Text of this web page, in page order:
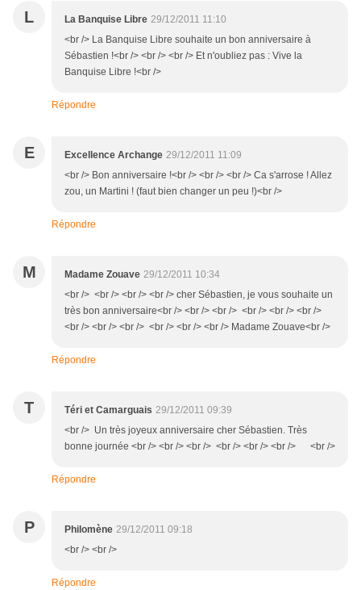
L La Banquise Libre 29/12/2011 11:10
<br /> La Banquise Libre souhaite un bon anniversaire à
Sébastien !<br /> <br /> <br /> Et n'oubliez pas : Vive la
Banquise Libre !<br />
Répondre
E Excellence Archange 29/12/2011 11:09
<br /> Bon anniversaire !<br /> <br /> <br /> Ca s'arrose ! Allez
zou, un Martini ! (faut bien changer un peu !)<br />
Répondre
M Madame Zouave 29/12/2011 10:34
<br /> <br /> <br /> <br /> cher Sébastien, je vous souhaite un
très bon anniversaire<br /> <br /> <br /> <br /> <br /> <br />
<br /> <br /> <br /> <br /> <br /> <br /> Madame Zouave<br />
Répondre
T Téri et Camarguais 29/12/2011 09:39
<br /> Un très joyeux anniversaire cher Sébastien. Très
bonne journée <br /> <br /> <br /> <br /> <br /> <br /> <br />
Répondre
P Philomène 29/12/2011 09:18
<br /> <br />
Répondre